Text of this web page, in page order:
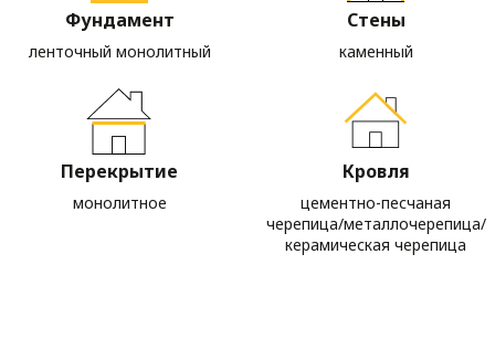
Фундамент
ленточный монолитный
Стены
каменный
Перекрытие
монолитное
Кровля
цементно-песчаная
черепица/металлочерепица/
керамическая черепица